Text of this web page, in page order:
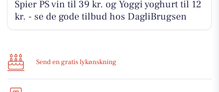
Spier PS vin til 39 kr. og Yoggi yoghurt til 12
kr. - se de gode tilbud hos DagliBrugsen
Send en gratis lykønskning